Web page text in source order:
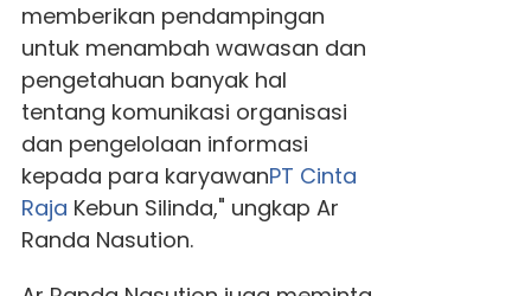
memberikan pendampingan
untuk menambah wawasan dan
pengetahuan banyak hal
tentang komunikasi organisasi
dan pengelolaan informasi
kepada para karyawanPT Cinta
Raja Kebun Silinda," ungkap Ar
Randa Nasution.